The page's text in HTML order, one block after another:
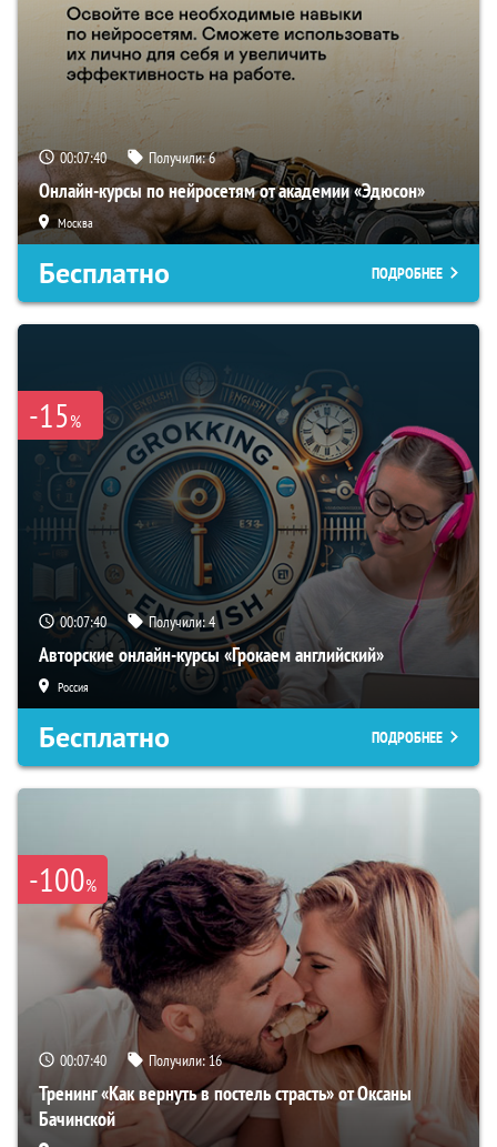
00:07:39 Получили:6
Онлайн-курсы по нейросетям от академии «Эдюсон»
Москва
Бесплатно ПОДРОБНЕЕ
-15%
00:07:39 Получили:4
Авторские онлайн-курсы «Грокаем английский»
Россия
Бесплатно ПОДРОБНЕЕ
-100%
00:07:39 Получили:16
Тренинг «Как вернуть в постель страсть» от Оксаны
Бачинской